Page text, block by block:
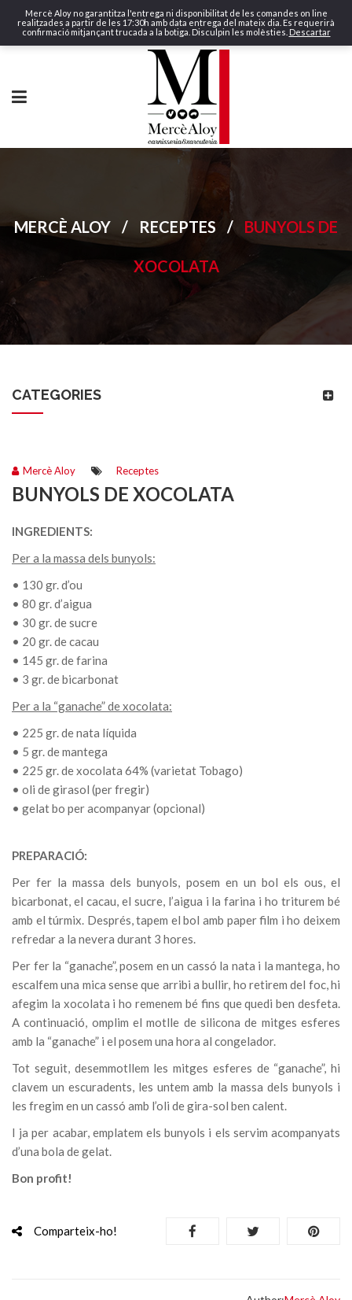
Mercè Aloy no garantitza l'entrega ni disponibilitat de les comandes on line
realitzades a partir de les 17:30h amb data entrega del mateix dia. Es requerirà
confirmació mitjançant trucada a la botiga. Disculpin les molèsties. Descartar
MERCÈ ALOY / RECEPTES / BUNYOLS DE
XOCOLATA
CATEGORIES
Receptes
Mercè Aloy
BUNYOLS DE XOCOLATA
INGREDIENTS:
Per a la massa dels bunyols:
• 130 gr. d’ou
• 80 gr. d’aigua
• 30 gr. de sucre
• 20 gr. de cacau
• 145 gr. de farina
• 3 gr. de bicarbonat
Per a la “ganache” de xocolata:
• 225 gr. de nata líquida
• 5 gr. de mantega
• 225 gr. de xocolata 64% (varietat Tobago)
• oli de girasol (per fregir)
• gelat bo per acompanyar (opcional)
PREPARACIÓ:
Per fer la massa dels bunyols, posem en un bol els ous, el
bicarbonat, el cacau, el sucre, l’aigua i la farina i ho triturem bé
amb el túrmix. Després, tapem el bol amb paper film i ho deixem
refredar a la nevera durant 3 hores.
Per fer la “ganache”, posem en un cassó la nata i la mantega, ho
escalfem una mica sense que arribi a bullir, ho retirem del foc, hi
afegim la xocolata i ho remenem bé fins que quedi ben desfeta.
A continuació, omplim el motlle de silicona de mitges esferes
amb la “ganache” i el posem una hora al congelador.
Tot seguit, desemmotllem les mitges esferes de “ganache”, hi
clavem un escuradents, les untem amb la massa dels bunyols i
les fregim en un cassó amb l’oli de gira-sol ben calent.
I ja per acabar, emplatem els bunyols i els servim acompanyats
d’una bola de gelat.
Bon profit!
Comparteix-ho!